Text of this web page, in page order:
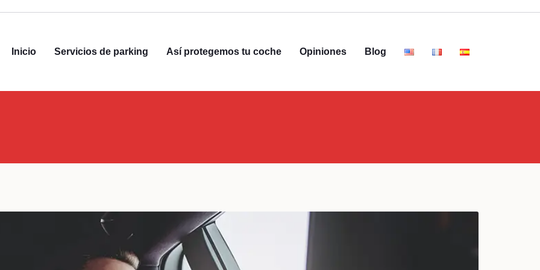
Inicio Servicios de parking Así protegemos tu coche Opiniones Blog